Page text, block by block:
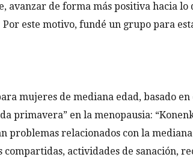
avanzar de forma más positiva hacia
este motivo, fundé un grupo para
mujeres de mediana edad, basado en
primavera” en la menopausia:
problemas relacionados con la
compartidas, actividades de sanación,